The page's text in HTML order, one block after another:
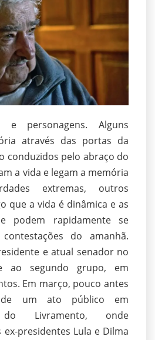
e personagens. Alguns
através das portas da
conduzidos pelo abraço do
a vida e legam a memória
extremas, outros
que a vida é dinâmica e as
podem rapidamente se
do amanhã.
e atual senador no
ao segundo grupo, em
Em março, pouco antes
um ato público em
do Livramento, onde
presidentes Lula e Dilma